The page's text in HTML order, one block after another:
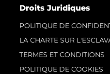
Droits Juridiques
POLITIQUE DE
LA CHARTE SUR
TERMES ET CONDITIONS
POLITIQUE DE COOKIES